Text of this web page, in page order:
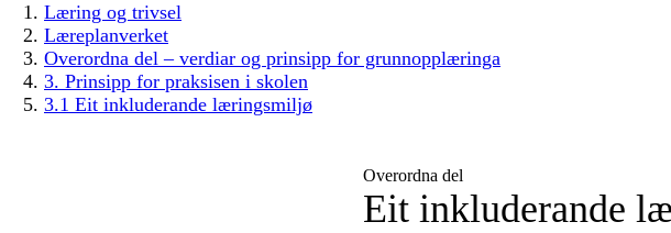
Læring og trivsel
Læreplanverket
Overordna del – verdiar og prinsipp for grunnopplæringa
3. Prinsipp for praksisen i skolen
3.1 Eit inkluderande læringsmiljø
Overordna del
Eit inkluderande